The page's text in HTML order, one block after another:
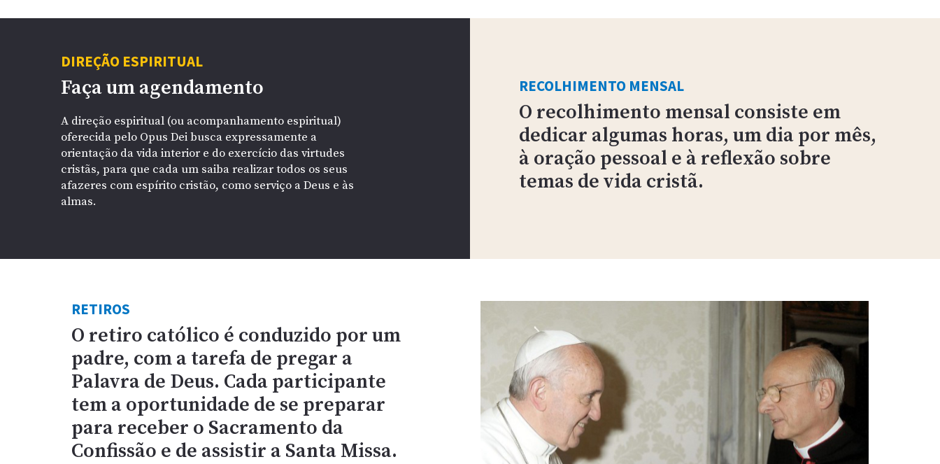
DIREÇÃO ESPIRITUAL
Faça um agendamento
A direção espiritual (ou acompanhamento espiritual)
oferecida pelo Opus Dei busca expressamente a
orientação da vida interior e do exercício das virtudes
cristãs, para que cada um saiba realizar todos os seus
afazeres com espírito cristão, como serviço a Deus e às
almas.
RECOLHIMENTO MENSAL
O recolhimento mensal consiste em
dedicar algumas horas, um dia por mês,
à oração pessoal e à reflexão sobre
temas de vida cristã.
RETIROS
O retiro católico é conduzido por um
padre, com a tarefa de pregar a
Palavra de Deus. Cada participante
tem a oportunidade de se preparar
para receber o Sacramento da
Confissão e de assistir a Santa Missa.